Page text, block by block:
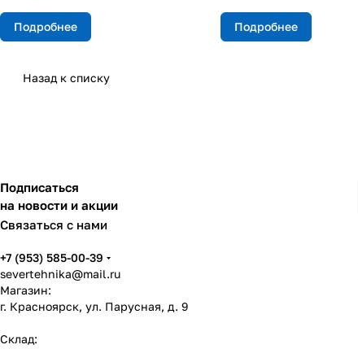
Подробнее Подробнее
Назад к списку
Подписаться
на новости и акции
Связаться с нами
+7 (953) 585-00-39
severtehnika@mail.ru
Магазин:
г. Красноярск, ул. Парусная, д. 9
Склад: